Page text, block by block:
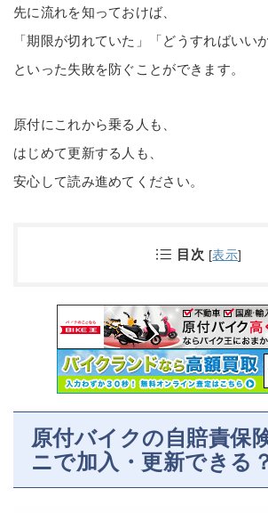
先に流れを知っておけば、
「期限が切れていた」「どうすればいい
といった失敗を防ぐことができます。
原付にこれから乗る人も、
はじめて更新する人も、
安心して読み進めてください。
目次 [表示]
原付バイクの自賠責保
ニで加入・更新できる